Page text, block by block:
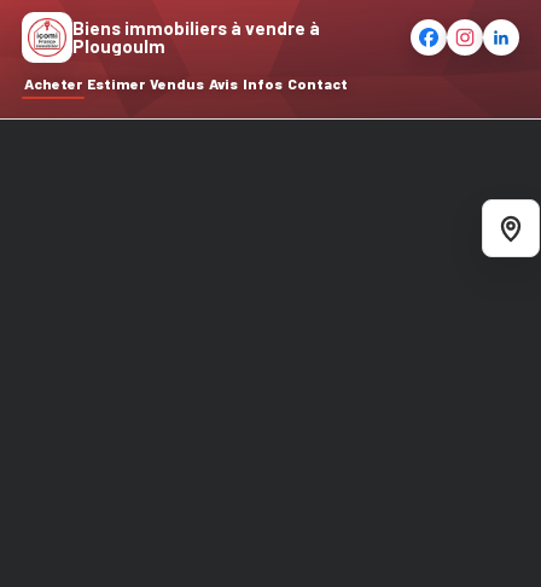
Acheter Estimer Vendus Avis Infos Contact
Biens immobiliers à vendre à
Plougoulm